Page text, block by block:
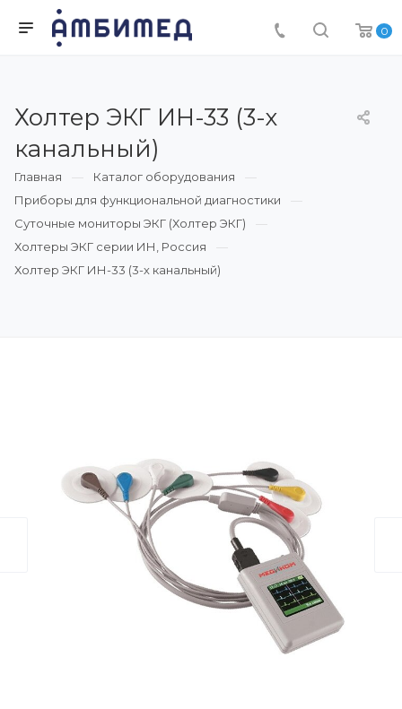
0
Холтер ЭКГ ИН-33 (3-х
канальный)
Главная
Каталог оборудования
Приборы для функциональной диагностики
Суточные мониторы ЭКГ (Холтер ЭКГ)
Холтеры ЭКГ серии ИН, Россия
Холтер ЭКГ ИН-33 (3-х канальный)